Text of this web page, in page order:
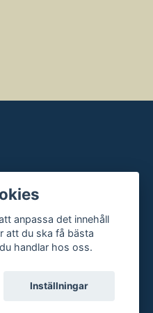
anpassa det innehåll
att du ska få bästa
handlar hos oss.
Inställningar